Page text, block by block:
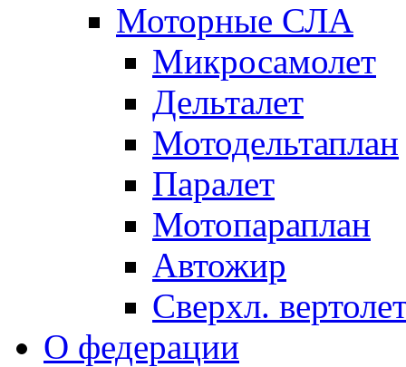
Моторные СЛА
Микросамолет
Дельталет
Мотодельтаплан
Паралет
Мотопараплан
Автожир
Сверхл.
О федерации